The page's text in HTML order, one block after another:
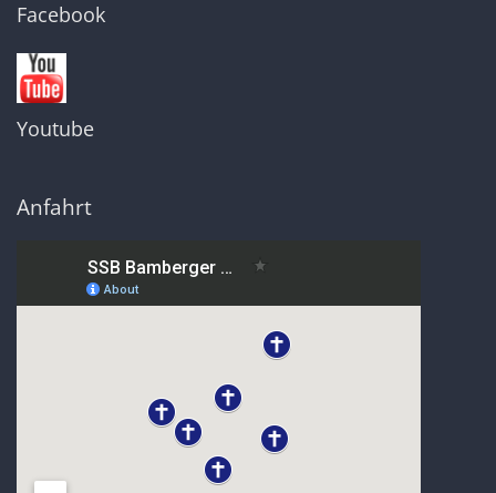
Facebook
Youtube
Anfahrt